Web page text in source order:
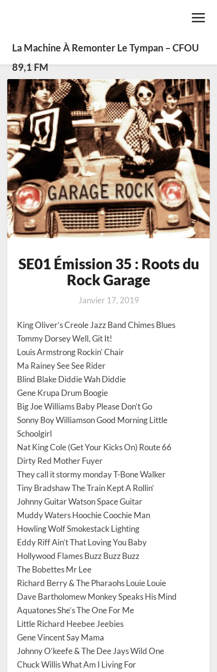
Toggle
La Machine À Remonter Le Tympan – CFOU
89,1 FM
SE01
Émission
35
:
Roots
du
Rock
Garage
SE01 Émission 35 : Roots du
Rock Garage
Janvier 17, 2019
King Oliver’s Creole Jazz Band Chimes Blues
Tommy Dorsey Well, Git It!
Louis Armstrong Rockin’ Chair
Ma Rainey See See Rider
Blind Blake Diddie Wah Diddie
Gene Krupa Drum Boogie
Big Joe Williams Baby Please Don’t Go
Sonny Boy Williamson Good Morning Little
Schoolgirl
Nat King Cole (Get Your Kicks On) Route 66
Dirty Red Mother Fuyer
They call it stormy monday T-Bone Walker
Tiny Bradshaw The Train Kept A Rollin’
Johnny Guitar Watson Space Guitar
Muddy Waters Hoochie Coochie Man
Howling Wolf Smokestack Lighting
Eddy Riff Ain’t That Loving You Baby
Hollywood Flames Buzz Buzz Buzz
The Bobettes Mr Lee
Richard Berry & The Pharaohs Louie Louie
Dave Bartholomew Monkey Speaks His Mind
Aquatones She’s The One For Me
Little Richard Heebee Jeebies
Gene Vincent Say Mama
Johnny O’keefe & The Dee Jays Wild One
Chuck Willis What Am I Living For